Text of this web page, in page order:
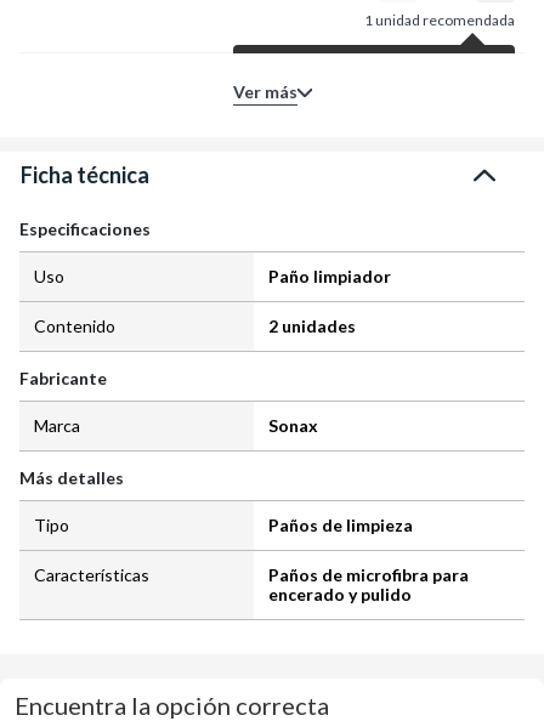
1unidad recomendada
para tu proyecto te sugerimos
Ver más
Ficha técnica
Especificaciones
Uso Paño limpiador
Contenido 2 unidades
Fabricante
Marca Sonax
Más detalles
Tipo Paños de limpieza
Características
Paños de microfibra para
encerado y pulido
Encuentra la opción correcta